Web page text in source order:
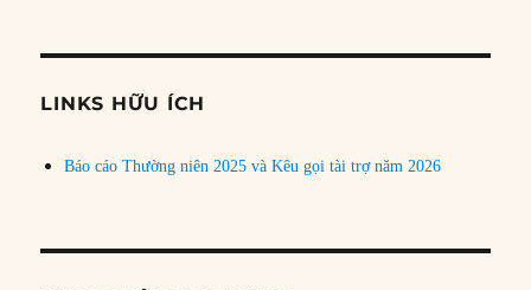
đề
LINKS HỮU ÍCH
Báo cáo Thường niên 2025 và Kêu gọi tài trợ năm 2026